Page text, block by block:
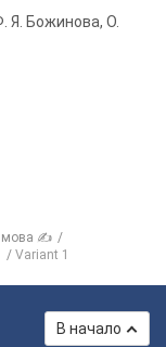
Я. Божинова, О.
мова ✍
Variant 1
В начало